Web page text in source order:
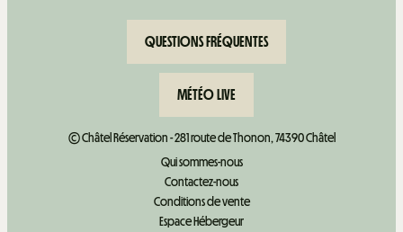
QUESTIONS FRÉQUENTES
MÉTÉO LIVE
© Châtel Réservation - 281 route de Thonon, 74390 Châtel
Qui sommes-nous
Contactez-nous
Conditions de vente
Espace Hébergeur